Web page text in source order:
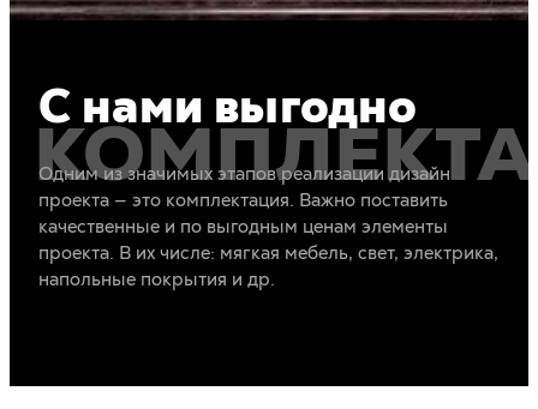
С нами выгодно
Одним из значимых этапов реализации дизайн
проекта — это комплектация. Важно поставить
качественные и по выгодным ценам элементы
проекта. В их числе: мягкая мебель, свет, электрика,
напольные покрытия и др.